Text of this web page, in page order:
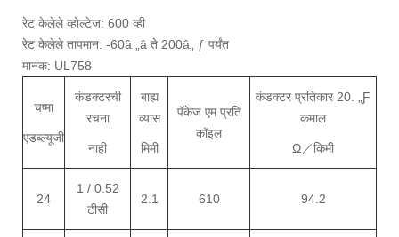
रेट केलेले व्होल्टेज: 600 व्ही
रेट केलेले तापमान: -60â „â ते 200â„ ƒ पर्यंत
मानक: UL758
चष्मा
एडब्ल्यूजी
कंडक्टरची
रचना
नाही
बाह्य
व्यास
मिमी
पॅकेज एम प्रति
कॉइल
कंडक्टर प्रतिकार 20. „Ƒ
कमाल
Ω／किमी
24
1 / 0.52
टीसी
2.1 610 94.2